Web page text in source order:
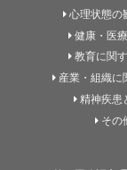
心理状態の
健康・医
教育に関
産業・組織に
精神疾患
その